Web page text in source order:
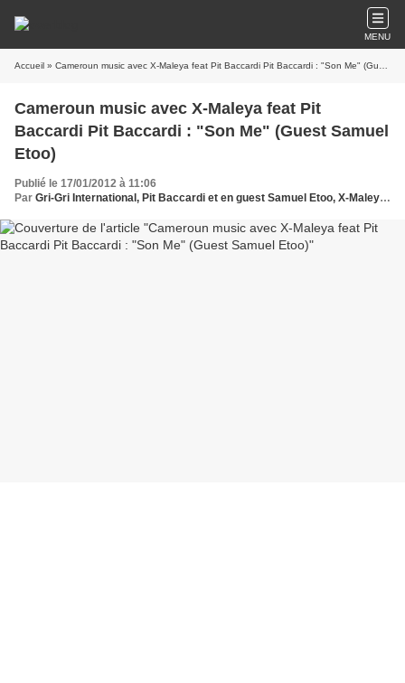
MENU
Accueil » Cameroun music avec X-Maleya feat Pit Baccardi Pit Baccardi : "Son Me" (Guest Samuel Etoo)
Cameroun music avec X-Maleya feat Pit
Baccardi Pit Baccardi : "Son Me" (Guest Samuel
Etoo)
Publié le 17/01/2012 à 11:06
Par Gri-Gri International, Pit Baccardi et en guest Samuel Etoo, X-Maleya , Ma solange Oussou